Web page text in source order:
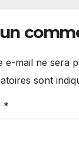
e-mail ne sera
sont
*